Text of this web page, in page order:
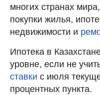
многих странах
покупки жилья,
недвижимости и
Ипотека в
уровне, если не
ставки с июля
процентных пункта.